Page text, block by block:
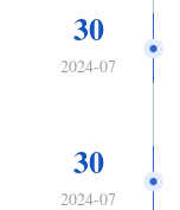
30
2024-07
30
2024-07